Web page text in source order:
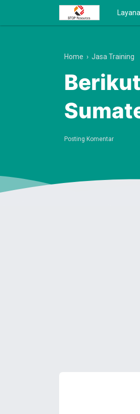
Home › Jasa Training
Posting Komentar